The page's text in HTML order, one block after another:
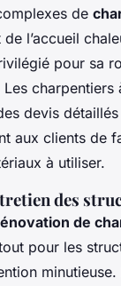
de
l’accueil
pour sa
charpentiers
devis
aux clients de
à utiliser.
des
de
pour les
minutieuse.